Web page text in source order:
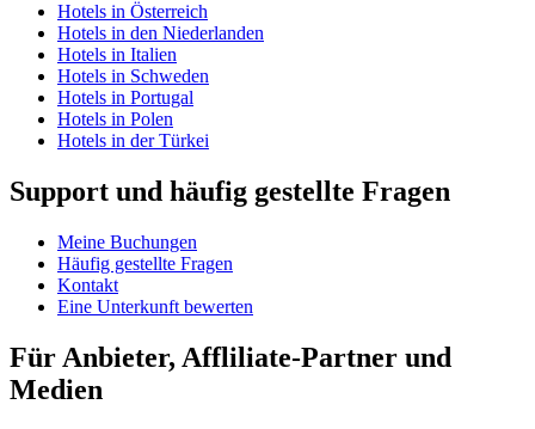
Hotels in Österreich
Hotels in den Niederlanden
Hotels in Italien
Hotels in Schweden
Hotels in Portugal
Hotels in Polen
Hotels in der Türkei
Support und häufig gestellte Fragen
Meine Buchungen
Häufig gestellte Fragen
Kontakt
Eine Unterkunft bewerten
Für Anbieter, Affliliate-Partner und
Medien